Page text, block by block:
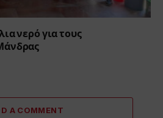
νερό για τους
A COMMENT